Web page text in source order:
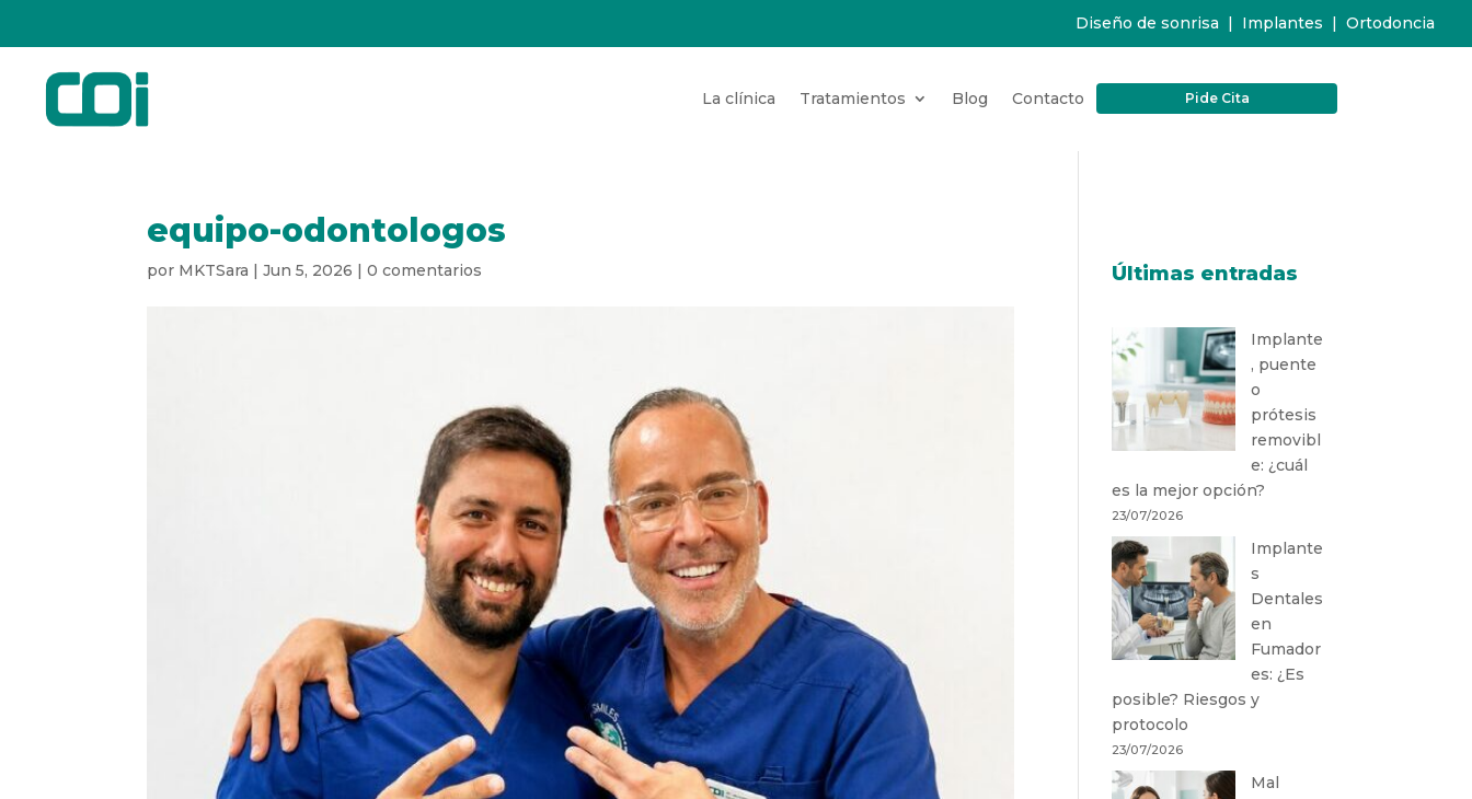
Diseño de sonrisa | Implantes |Ortodoncia
La clínica Tratamientos Blog Contacto Pide Cita
equipo-odontologos
por MKTSara |Jun 5, 2026 |0 comentarios Últimas entradas
Implante
, puente
o
prótesis
removibl
e: ¿cuál
es la mejor opción?
23/07/2026
Implante
s
Dentales
en
Fumador
es: ¿Es
posible? Riesgos y
protocolo
23/07/2026
Mal